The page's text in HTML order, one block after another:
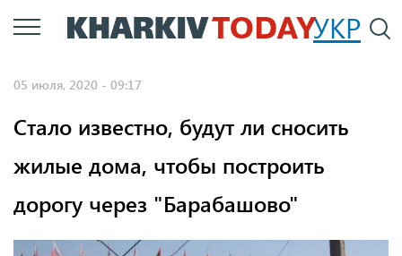
Перейти
к
УКР
05 июля, 2020 - 09:17
Стало известно, будут ли сносить
жилые дома, чтобы построить
дорогу через "Барабашово"